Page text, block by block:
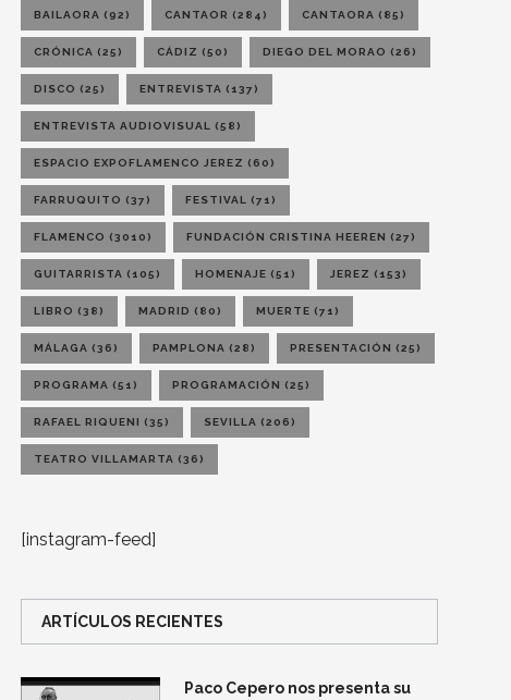
BAILAORA (92) CANTAOR (284) CANTAORA (85)
CRÓNICA (25) CÁDIZ (50) DIEGO DEL MORAO (26)
DISCO (25) ENTREVISTA (137)
ENTREVISTA AUDIOVISUAL (58)
ESPACIO EXPOFLAMENCO JEREZ (60)
FARRUQUITO (37) FESTIVAL (71)
FLAMENCO (3010) FUNDACIÓN CRISTINA HEEREN (27)
GUITARRISTA (105) HOMENAJE (51) JEREZ (153)
LIBRO (38) MADRID (80) MUERTE (71)
MÁLAGA (36) PAMPLONA (28) PRESENTACIÓN (25)
PROGRAMA (51) PROGRAMACIÓN (25)
RAFAEL RIQUENI (35) SEVILLA (206)
TEATRO VILLAMARTA (36)
[instagram-feed]
ARTÍCULOS RECIENTES
Paco Cepero nos presenta su